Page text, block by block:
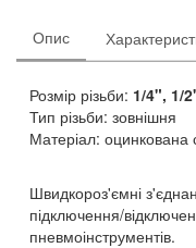
Опис
Розмір різьби: 1/4", 1/
Тип різьби: зовнішня
Матеріал: оцинкована
Швидкороз'ємні
підключення/
пневмоінструментів.